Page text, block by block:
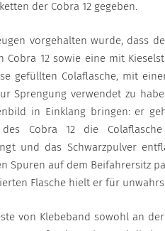
der Cobra 12 gegeben.
vorgehalten wurde, dass
Cobra 12 sowie eine mit
gefüllten Colaflasche, mit
Sprengung verwendet zu
in Einklang bringen: er
des Cobra 12 die
und das Schwarzpulver
Spuren auf dem Beifahrersitz
Flasche hielt er für
von Klebeband sowohl an